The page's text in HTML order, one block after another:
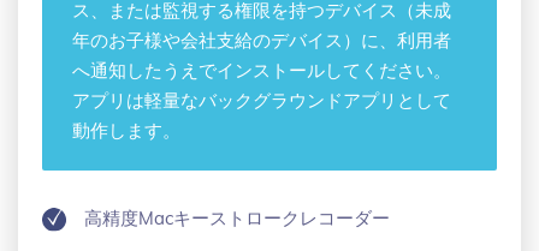
ス、または監視する権限を持つデバイス（未成
年のお子様や会社支給のデバイス）に、利用者
へ通知したうえでインストールしてください。
アプリは軽量なバックグラウンドアプリとして
動作します。
高精度Macキーストロークレコーダー